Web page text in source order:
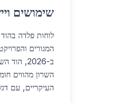
שימושים
לוחות פלדה
ב-2026,
השרון מהווים
העיקריים, עם